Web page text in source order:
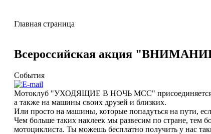
Главная страница
Всероссийская акция
События
Мотоклуб "УХОДЯЩИЕ В НОЧЬ МСС"
а также на машины своих друзей и близких.
Или просто на машины, которые попадуться на пути,
Чем больше таких наклеек мы развесим по стране, тем
мотоциклиста. Ты можешь бесплатно получить у нас